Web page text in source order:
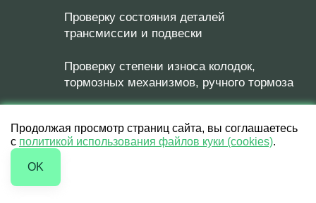
Проверку состояния деталей
трансмиссии и подвески
Проверку степени износа колодок,
тормозных механизмов, ручного тормоза
трансмиссии
Продолжая просмотр страниц сайта, вы соглашаетесь
с политикой использования файлов куки (cookies).
OK